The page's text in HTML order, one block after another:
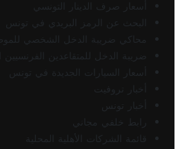
أسعار صرف الدينار التونسي
البحث عن الرمز البريدي في تونس
محاكي ضريبة الدخل الشخصي
ضريبة الدخل للمتقاعدين
أسعار السيارات الجديدة في تونس
أخبار تروفيت
أخبار تونس
رابط خلفي مجاني
قائمة الشركات الأهلية المحلية